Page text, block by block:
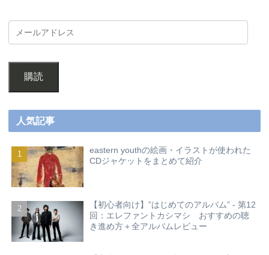
購読
人気記事
eastern youthの絵画・イラストが使われた
CDジャケットをまとめて紹介
【初心者向け】”はじめてのアルバム” - 第12
回：エレファントカシマシ おすすめの聴
き進め方＋全アルバムレビュー